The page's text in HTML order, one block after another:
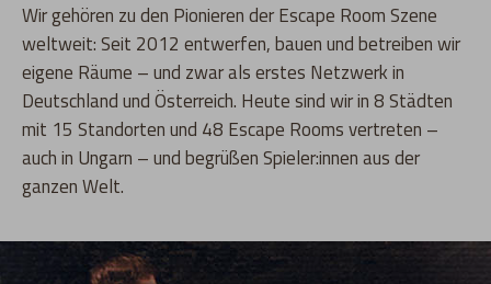
Wir gehören zu den Pionieren der Escape Room Szene
weltweit: Seit 2012 entwerfen, bauen und betreiben wir
eigene Räume – und zwar als erstes Netzwerk in
Deutschland und Österreich. Heute sind wir in 8 Städten
mit 15 Standorten und 48 Escape Rooms vertreten –
auch in Ungarn – und begrüßen Spieler:innen aus der
ganzen Welt.